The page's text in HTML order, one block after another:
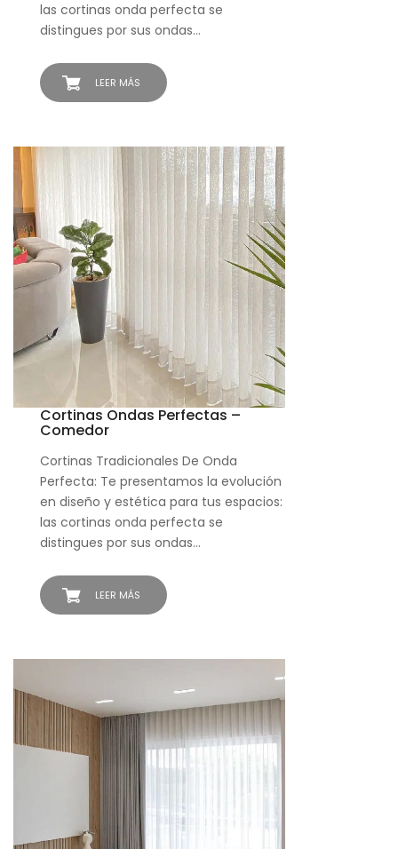
LEER MÁS
las cortinas onda perfecta se
distingues por sus ondas…
LEER MÁS
Cortinas Ondas Perfectas –
Comedor
Cortinas Tradicionales De Onda
Perfecta: Te presentamos la evolución
en diseño y estética para tus espacios:
las cortinas onda perfecta se
distingues por sus ondas…